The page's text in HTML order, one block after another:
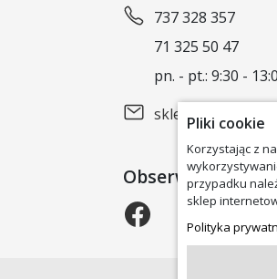
737 328 357
71 325 50 47
pn. - pt.: 9:30 -
Obserwuj nas
Pliki cookie
Korzystając z
przypadku
sklep
Polityka